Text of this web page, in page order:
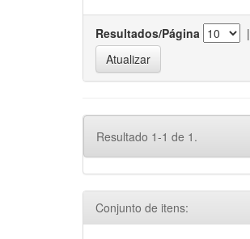
Resultados/Página |
Resultado 1-1 de 1.
Conjunto de itens: